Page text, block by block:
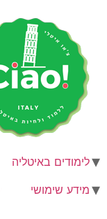
לימודים באיטליה
מידע שימושי